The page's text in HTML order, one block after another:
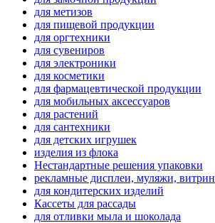
для метизов
для пищевой продукции
для оргтехники
для сувениров
для электроники
для косметики
для фармацевтической продукции
для мобильных аксессуаров
для растений
для сантехники
для детских игрушек
изделия из флока
Нестандартные решения упаковки
рекламные дисплеи, муляжи,
для кондитерских изделий
Кассеты для рассады
для отливки мыла и шоколада